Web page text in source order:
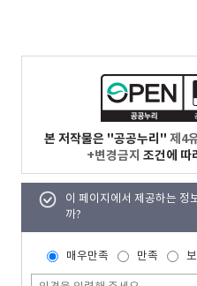
본 저작물은 "공공누리" 제4
+변경금지 조건에 따
이 페이지에서 제공하는 정
까?
매우만족 만족